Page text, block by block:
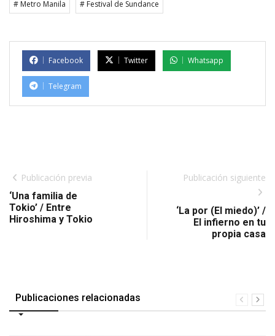
# Metro Manila # Festival de Sundance
Facebook Twitter Whatsapp
Telegram
Publicación previa
‘Una familia de
Tokio’ / Entre
Hiroshima y Tokio
Publicación siguiente
‘La por (El miedo)’ /
El infierno en tu
propia casa
Publicaciones relacionadas